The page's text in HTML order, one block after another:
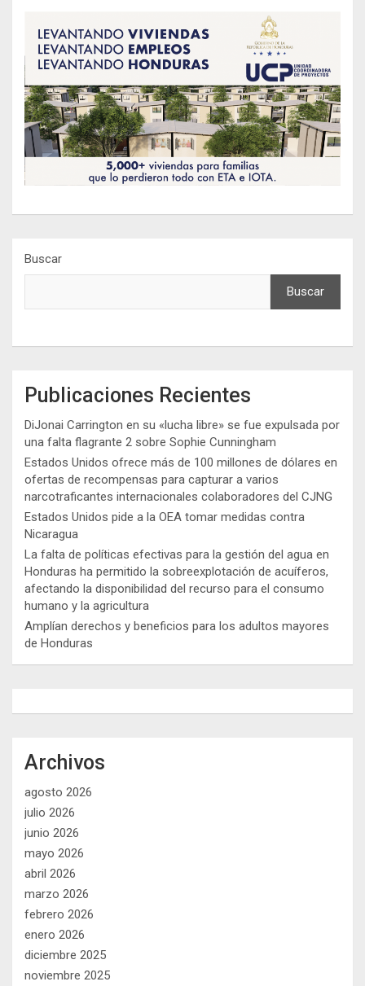
Buscar
Buscar
Publicaciones Recientes
DiJonai Carrington en su «lucha libre» se fue expulsada por
una falta flagrante 2 sobre Sophie Cunningham
Estados Unidos ofrece más de 100 millones de dólares en
ofertas de recompensas para capturar a varios
narcotraficantes internacionales colaboradores del CJNG
Estados Unidos pide a la OEA tomar medidas contra
Nicaragua
La falta de políticas efectivas para la gestión del agua en
Honduras ha permitido la sobreexplotación de acuíferos,
afectando la disponibilidad del recurso para el consumo
humano y la agricultura
Amplían derechos y beneficios para los adultos mayores
de Honduras
Archivos
agosto 2026
julio 2026
junio 2026
mayo 2026
abril 2026
marzo 2026
febrero 2026
enero 2026
diciembre 2025
noviembre 2025